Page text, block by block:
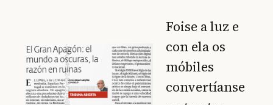
Foise a luz e
con ela os
móbiles
convertíanse